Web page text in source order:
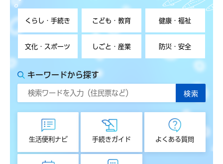
くらし・手続き こども・教育 健康・福祉
文化・スポーツ しごと・産業 防災・安全
キーワードから探す
生活便利ナビ 手続きガイド よくある質問